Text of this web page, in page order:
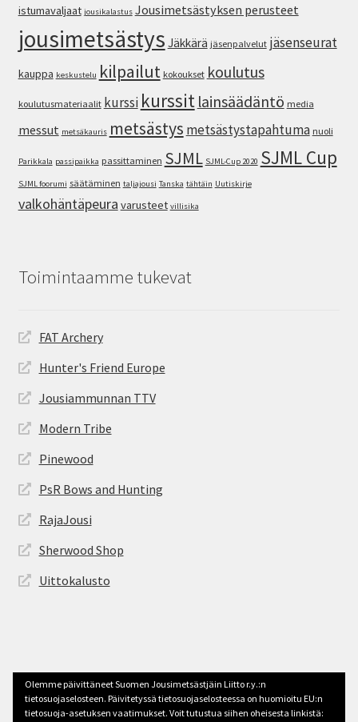
istumavaljaat jousikalastus Jousimetsästyksen perusteet
jousimetsästys Jäkkärä jäsenpalvelut jäsenseurat
kauppa keskustelu kilpailut kokoukset koulutus
koulutusmateriaalit kurssi kurssit lainsäädäntö media
messut metsäkauris metsästys metsästystapahtuma nuoli
Parikkala passipaikka passittaminen SJML SJML-Cup 2020 SJML Cup
SJML foorumi säätäminen taljajousi Tanska tähtäin Uutiskirje
valkohäntäpeura varusteet villisika
Toimintaamme tukevat
FAT Archery
Hunter's Friend Europe
Jousiammunnan TTV
Modern Tribe
Pinewood
PsR Bows and Hunting
RajaJousi
Sherwood Shop
Uittokalusto
© jousimetsastys.fi 2026
Tehty Storefront -teemalla.
Olemme päivittäneet Suomen Jousimetsästjäin Liitto r.y.:n
tietosuojaselosteen. Päivitetyssä tietosuojaselosteessa on huomioitu EU:n
tietosuoja-asetuksen vaatimukset. Voit tutustua siihen oheisesta linkistä: